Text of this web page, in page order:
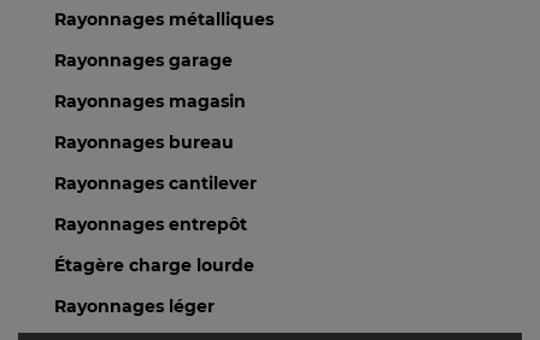
Rayonnages métalliques
Rayonnages garage
Rayonnages magasin
Rayonnages bureau
Rayonnages cantilever
Rayonnages entrepôt
Étagère charge lourde
Rayonnages léger